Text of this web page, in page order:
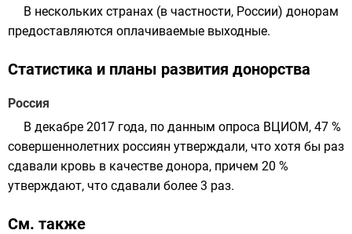
В нескольких странах (в частности, России) донорам
предоставляются оплачиваемые выходные.
Статистика и планы развития донорства
Россия
В декабре 2017 года, по данным опроса ВЦИОМ, 47 %
совершеннолетних россиян утверждали, что хотя бы раз
сдавали кровь в качестве донора, причем 20 %
утверждают, что сдавали более 3 раз.
См. также